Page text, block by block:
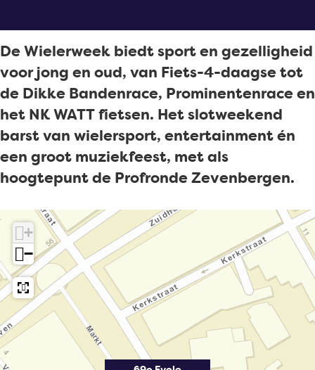
e
E
v
e
l
o
W
l
r
w
e
6
9
e
E
v
e
l
o
W
i
e
e
w
De Wielerweek biedt sport en gezelligheid
voor jong en oud, van Fiets-4-daagse tot
de Dikke Bandenrace, Prominentenrace en
het NK WATT fietsen. Het slotweekend
barst van wielersport, entertainment én
een groot muziekfeest, met als
hoogtepunt de Profronde Zevenbergen.
+
−